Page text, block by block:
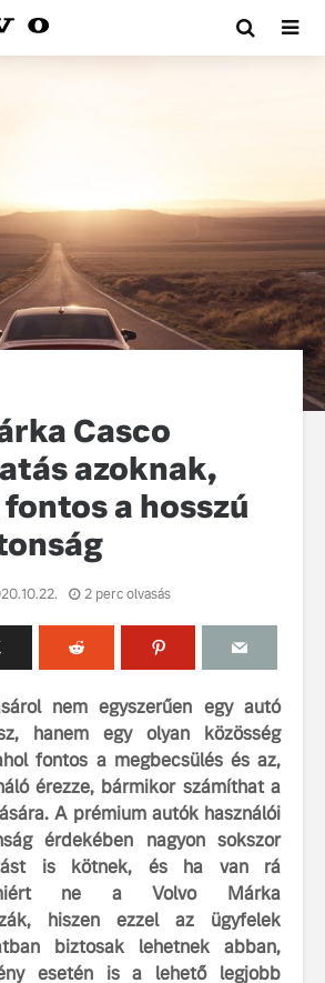
Casco
azoknak,
a hosszú
2 perc olvasás
nem egyszerűen egy autó
hanem egy olyan közösség
fontos a megbecsülés és az,
érezze, bármikor számíthat a
A prémium autók használói
érdekében nagyon sokszor
is kötnek, és ha van rá
ne a Volvo Márka
hiszen ezzel az ügyfelek
biztosak lehetnek abban,
esetén is a lehető legjobb
élmények a
Pikniken
számára lett
a Volvo
UX élmény
új Volvo EX60 új
emeli a
A Volvo
bemutatja
gondosan
amelynek
Az autó,